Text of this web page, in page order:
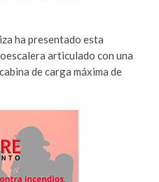
ha presentado esta
articulado con una
de carga máxima de